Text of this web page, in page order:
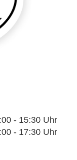
- 15:30 Uhr
- 17:30 Uhr